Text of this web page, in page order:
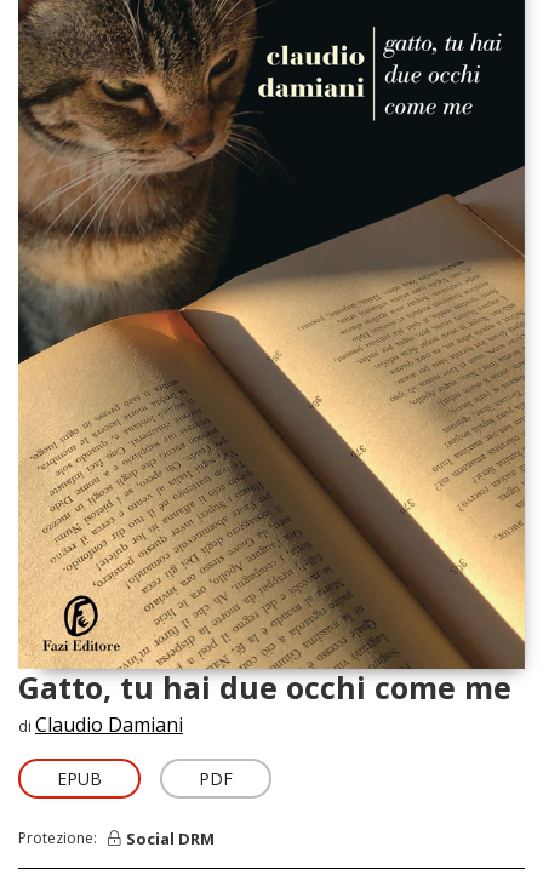
Gatto, tu hai due occhi come me
di Claudio Damiani
EPUB PDF
Protezione: Social DRM